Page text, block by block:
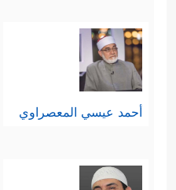
أحمد عيسي المعصراوي